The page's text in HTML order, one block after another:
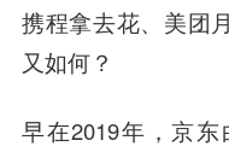
携程拿去花、美团
又如何？
早在2019年，京